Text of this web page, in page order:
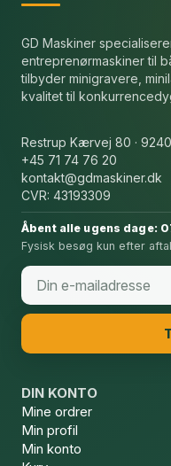
GD Maskiner
entreprenørmaskiner til
tilbyder minigravere,
kvalitet til
Restrup Kærvej 80 ·
+45 71 74 76 20
kontakt@gdmaskiner.dk
CVR: 43193309
Åbent alle ugens dage:
Fysisk besøg kun efter
Email
DIN KONTO
Mine ordrer
Min profil
Min konto